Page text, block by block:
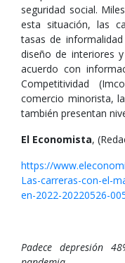
seguridad social.
esta situación, las
tasas de
diseño de interiores
acuerdo con
Competitividad
comercio minorista,
también presentan
El Economista,
https://
Las-carreras-con-el-
en-2022-20220526-
Padece depresión